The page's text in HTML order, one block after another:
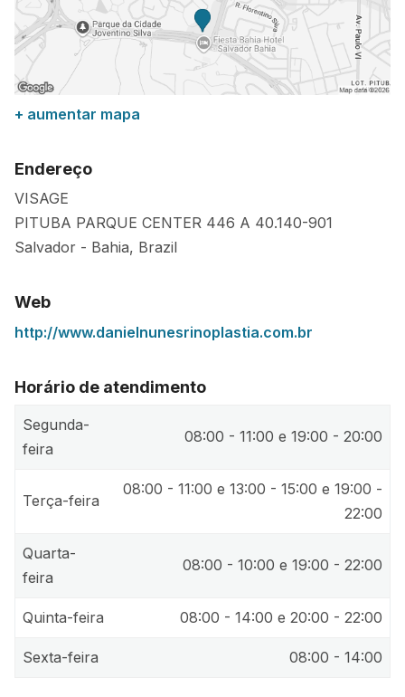
+ aumentar mapa
Endereço
VISAGE
PITUBA PARQUE CENTER 446 A 40.140-901
Salvador - Bahia, Brazil
Web
http://www.danielnunesrinoplastia.com.br
Horário de atendimento
Segunda-
feira
08:00 - 11:00 e 19:00 - 20:00
Terça-feira
08:00 - 11:00 e 13:00 - 15:00 e 19:00 -
22:00
Quarta-
feira
08:00 - 10:00 e 19:00 - 22:00
Quinta-feira 08:00 - 14:00 e 20:00 - 22:00
Sexta-feira 08:00 - 14:00